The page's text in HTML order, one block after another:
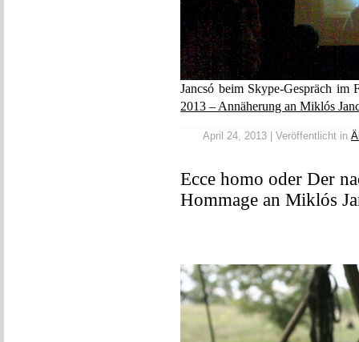
Jancsó beim Skype-Gespräch im
2013 – Annäherung an Miklós
April 24, 2013 | Veröffentlicht in
Ecce homo oder Der
Hommage an Miklós